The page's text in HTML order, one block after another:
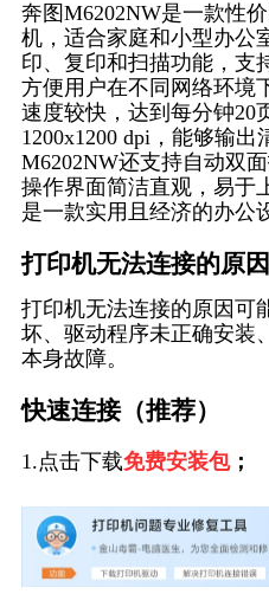
奔图M6202NW是一款性
机，适合家庭和小型办公
印、复印和扫描功能，支
方便用户在不同网络环境
速度较快，达到每分钟20
1200x1200 dpi，能够输
M6202NW还支持自动双
操作界面简洁直观，易于
是一款实用且经济的办公
打印机无法连接的原因
打印机无法连接的原因可
坏、驱动程序未正确安装
本身故障。
快速连接（推荐）
1.点击下载免费安装包；